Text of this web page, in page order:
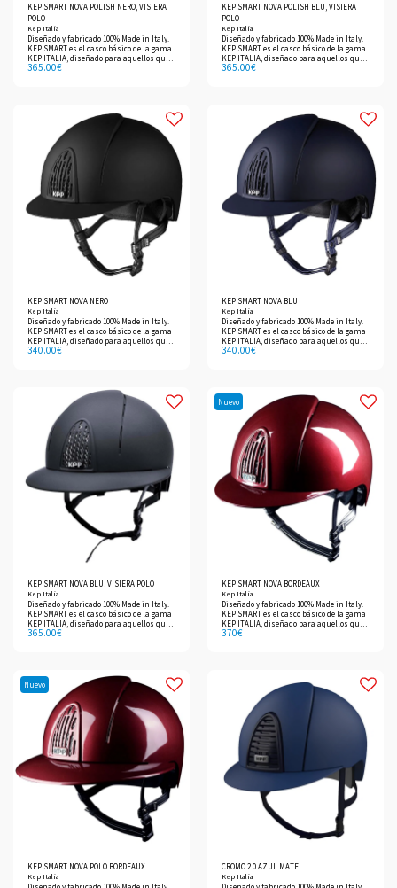
KEP SMART NOVA POLISH NERO, VISIERA
POLO
Kep Italia
Diseñado y fabricado 100% Made in Italy.
KEP SMART es el casco básico de la gama
KEP ITALIA, diseñado para aquellos que
no quieren renunciar a las prestaciones
365.00€
KEP SMART NOVA POLISH BLU, VISIERA
POLO
Kep Italia
Diseñado y fabricado 100% Made in Italy.
KEP SMART es el casco básico de la gama
KEP ITALIA, diseñado para aquellos que
no quieren renunciar a las prestaciones
365.00€
KEP SMART NOVA NERO
Kep Italia
Diseñado y fabricado 100% Made in Italy.
KEP SMART es el casco básico de la gama
KEP ITALIA, diseñado para aquellos que
no pretenden renunciar a las
340.00€
KEP SMART NOVA BLU
Kep Italia
Diseñado y fabricado 100% Made in Italy.
KEP SMART es el casco básico de la gama
KEP ITALIA, diseñado para aquellos que
no pretenden renunciar a las
340.00€
KEP SMART NOVA BLU, VISIERA POLO
Kep Italia
Diseñado y fabricado 100% Made in Italy.
KEP SMART es el casco básico de la gama
KEP ITALIA, diseñado para aquellos que
no quieren renunciar a las prestaciones
365.00€
Nuevo
KEP SMART NOVA BORDEAUX
Kep Italia
Diseñado y fabricado 100% Made in Italy.
KEP SMART es el casco básico de la gama
KEP ITALIA, diseñado para aquellos que
no quieren renunciar a las prestaciones
370€
Nuevo
KEP SMART NOVA POLO BORDEAUX
Kep Italia
CROMO 2.0 AZUL MATE
Kep Italia